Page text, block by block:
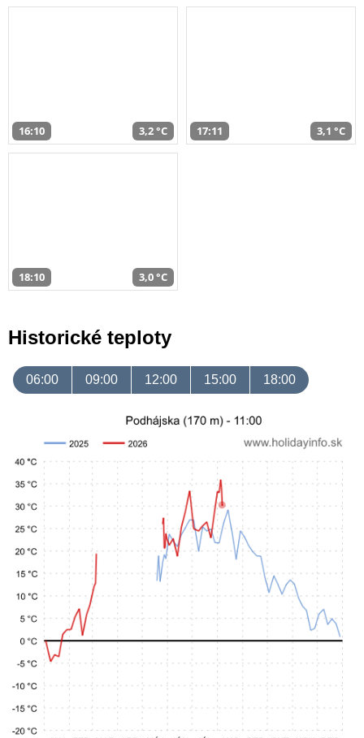
16:10 3,2 °C 17:11 3,1 °C
18:10 3,0 °C
Historické teploty
06:00 09:00 12:00 15:00 18:00